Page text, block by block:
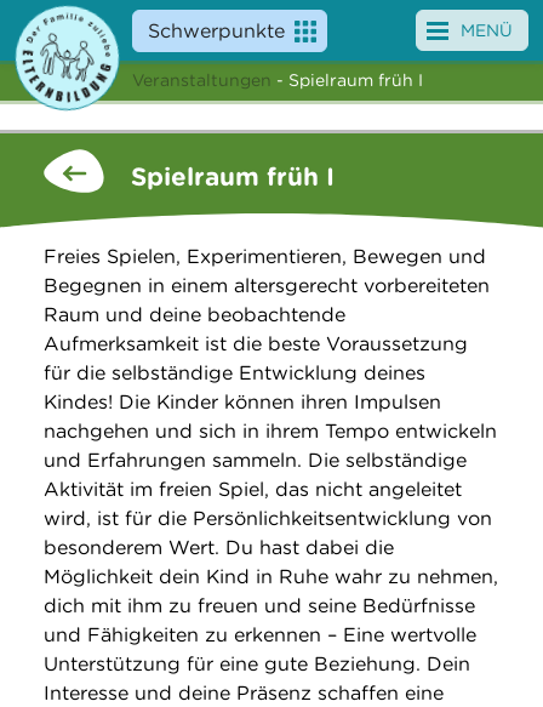
Schwerpunkte
Angebote
Veranstaltungen
Service
Über uns
Suche
MENÜ
Veranstaltungen - Spielraum früh I
Spielraum früh I
Freies Spielen, Experimentieren, Bewegen und
Begegnen in einem altersgerecht vorbereiteten
Raum und deine beobachtende
Aufmerksamkeit ist die beste Voraussetzung
für die selbständige Entwicklung deines
Kindes! Die Kinder können ihren Impulsen
nachgehen und sich in ihrem Tempo entwickeln
und Erfahrungen sammeln. Die selbständige
Aktivität im freien Spiel, das nicht angeleitet
wird, ist für die Persönlichkeitsentwicklung von
besonderem Wert. Du hast dabei die
Möglichkeit dein Kind in Ruhe wahr zu nehmen,
dich mit ihm zu freuen und seine Bedürfnisse
und Fähigkeiten zu erkennen – Eine wertvolle
Unterstützung für eine gute Beziehung. Dein
Interesse und deine Präsenz schaffen eine